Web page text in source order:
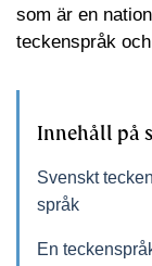
som är en
teckenspråk
Innehåll på
Svenskt
språk
En